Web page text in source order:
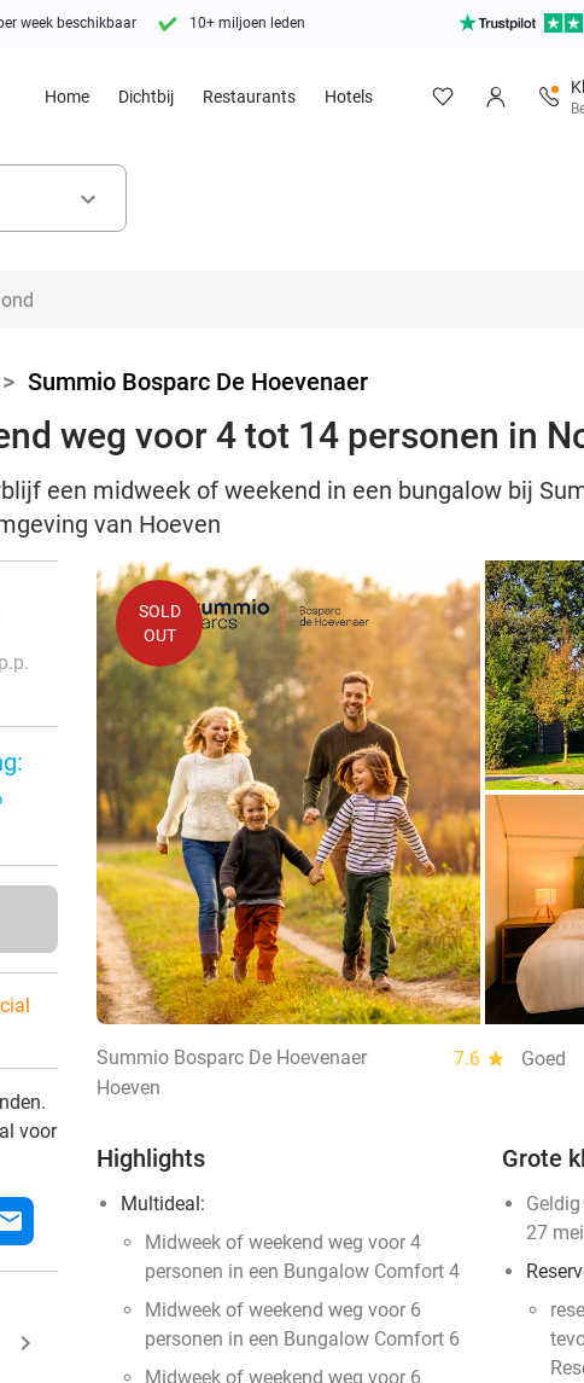
week beschikbaar 10+ miljoen leden
Home Dichtbij Restaurants Hotels
keyboard_arrow_down
> Summio Bosparc De Hoevenaer
weg voor 4 tot 14 personen in
een midweek of weekend in een bungalow bij
van Hoeven
voor
keyboard_arrow_right
SOLD
OUT
Summio Bosparc De Hoevenaer 7.6 star
Goed
Hoeven
Highlights
Multideal:
Midweek of weekend weg voor 4
personen in een Bungalow Comfort 4
Midweek of weekend weg voor 6
personen in een Bungalow Comfort 6
Midweek of weekend weg voor 6
Grote
27